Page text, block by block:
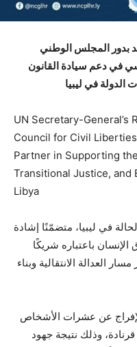
بدور المجلس الوطني
في دعم سيادة القانون
الدولة في ليبيا
UN Secretary-General’s
Council for Civil
Partner in Supporting
Transitional Justice, and
Libya
في ليبيا، متضمّنًا إشادة
باعتباره شريكًا
العدالة الانتقالية وبناء
في الفقرة (53 ) إلى الإفراج عن عشرات الأشخاص
وذلك نتيجة جهود